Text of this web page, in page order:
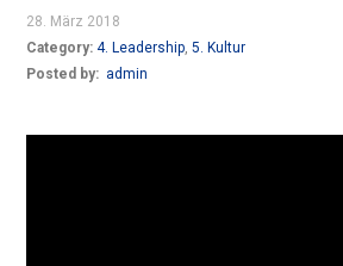
28. März 2018
Category:4. Leadership,5. Kultur
Posted by: admin